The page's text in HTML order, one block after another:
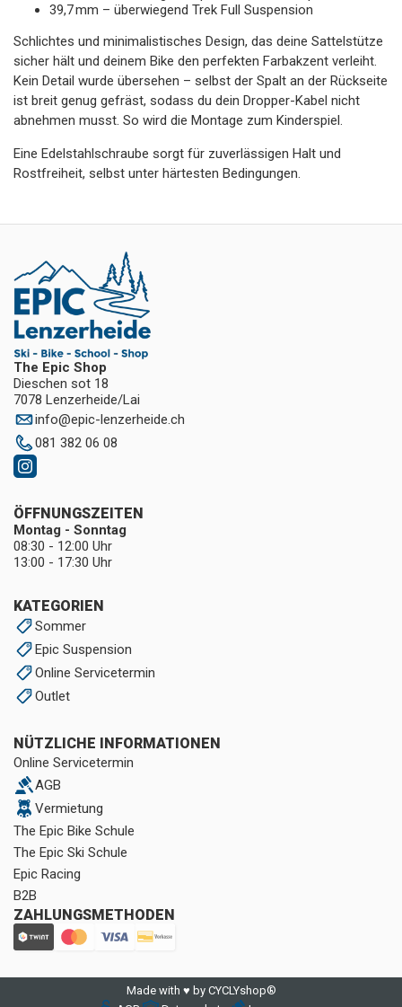
39,7 mm – überwiegend Trek Full Suspension
Schlichtes und minimalistisches Design, das deine Sattelstütze
sicher hält und deinem Bike den perfekten Farbakzent verleiht.
Kein Detail wurde übersehen – selbst der Spalt an der Rückseite
ist breit genug gefräst, sodass du dein Dropper-Kabel nicht
abnehmen musst. So wird die Montage zum Kinderspiel.
Eine Edelstahlschraube sorgt für zuverlässigen Halt und
Rostfreiheit, selbst unter härtesten Bedingungen.
The Epic Shop
Dieschen sot 18
7078 Lenzerheide/Lai
info@epic-lenzerheide.ch
081 382 06 08
KATEGORIEN
Sommer
Epic Suspension
Online Servicetermin
Outlet
NÜTZLICHE INFORMATIONEN
Online Servicetermin
AGB
Vermietung
The Epic Bike Schule
The Epic Ski Schule
Epic Racing
B2B
ZAHLUNGSMETHODEN
ÖFFNUNGSZEITEN
Montag - Sonntag
08:30 - 12:00 Uhr
13:00 - 17:30 Uhr
Made with ♥ by CYCLYshop®